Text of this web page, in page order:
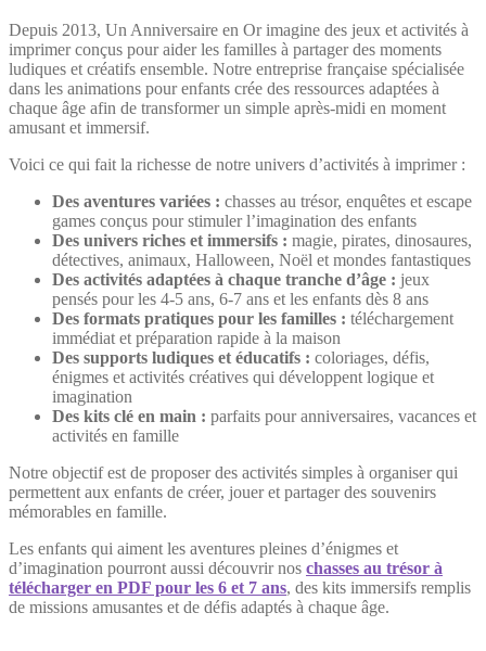
Depuis 2013, Un Anniversaire en Or imagine des jeux et activités à
imprimer conçus pour aider les familles à partager des moments
ludiques et créatifs ensemble. Notre entreprise française spécialisée
dans les animations pour enfants crée des ressources adaptées à
chaque âge afin de transformer un simple après-midi en moment
amusant et immersif.
Voici ce qui fait la richesse de notre univers d’activités à imprimer :
Des aventures variées : chasses au trésor, enquêtes et escape
games conçus pour stimuler l’imagination des enfants
Des univers riches et immersifs : magie, pirates, dinosaures,
détectives, animaux, Halloween, Noël et mondes fantastiques
Des activités adaptées à chaque tranche d’âge : jeux
pensés pour les 4-5 ans, 6-7 ans et les enfants dès 8 ans
Des formats pratiques pour les familles : téléchargement
immédiat et préparation rapide à la maison
Des supports ludiques et éducatifs : coloriages, défis,
énigmes et activités créatives qui développent logique et
imagination
Des kits clé en main : parfaits pour anniversaires, vacances et
activités en famille
Notre objectif est de proposer des activités simples à organiser qui
permettent aux enfants de créer, jouer et partager des souvenirs
mémorables en famille.
Les enfants qui aiment les aventures pleines d’énigmes et
d’imagination pourront aussi découvrir nos chasses au trésor à
télécharger en PDF pour les 6 et 7 ans, des kits immersifs remplis
de missions amusantes et de défis adaptés à chaque âge.